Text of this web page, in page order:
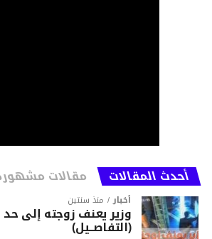
أحدث المقالات مقالات
أخبار منذ سنتين
وزير يعنف زوجته إلى
(التفاصــيل)